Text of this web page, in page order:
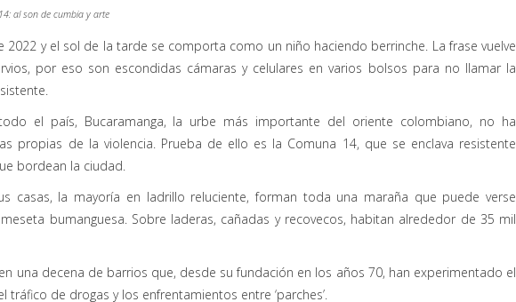
al son de cumbia y arte
2022 y el sol de la tarde se comporta como un niño haciendo berrinche. La frase vuelve
por eso son escondidas cámaras y celulares en varios bolsos para no llamar la
el país, Bucaramanga, la urbe más importante del oriente colombiano, no ha
propias de la violencia. Prueba de ello es la Comuna 14, que se enclava resistente
bordean la ciudad.
casas, la mayoría en ladrillo reluciente, forman toda una maraña que puede verse
bumanguesa. Sobre laderas, cañadas y recovecos, habitan alrededor de 35 mil
una decena de barrios que, desde su fundación en los años 70, han experimentado el
tráfico de drogas y los enfrentamientos entre ‘parches’.